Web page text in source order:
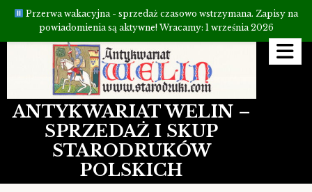
Przejdź
ANTYKWARIAT WELIN –
SPRZEDAŻ I SKUP
STARODRUKÓW
POLSKICH
Przerwa wakacyjna - sprzedaż czasowo wstrzymana. Zapisy na
powiadomienia są aktywne! Wracamy: 1 września 2026